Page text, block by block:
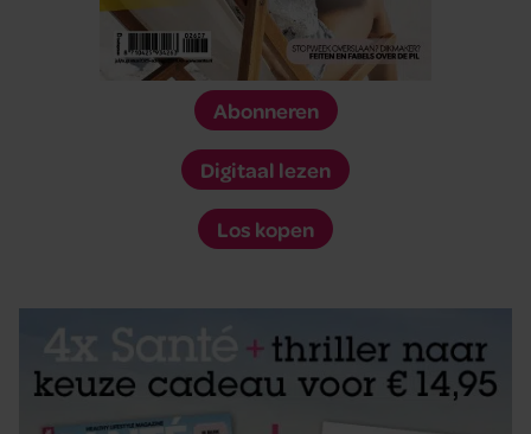
Abonneren
Digitaal lezen
Los kopen